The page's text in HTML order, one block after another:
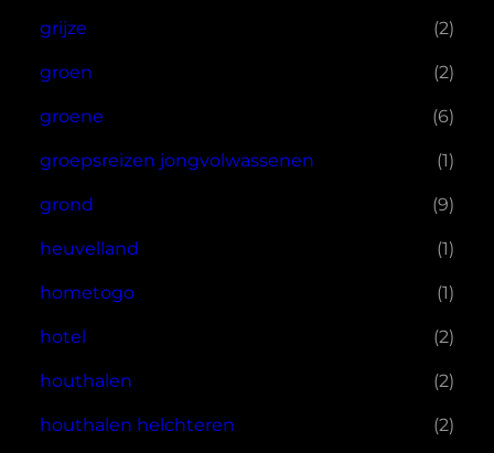
grijze (2)
groen (2)
groene (6)
groepsreizen jongvolwassenen (1)
grond (9)
heuvelland (1)
hometogo (1)
hotel (2)
houthalen (2)
houthalen helchteren (2)